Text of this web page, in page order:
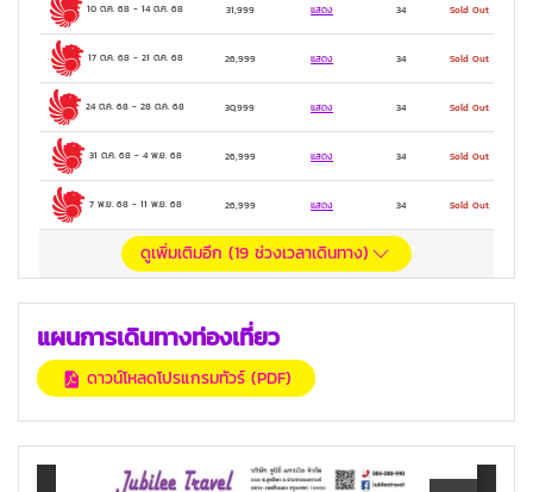
10 ต.ค. 68 -14 ต.ค. 68 31,999 แสดง 34 Sold Out
17 ต.ค. 68- 21 ต.ค. 68 26,999 แสดง 34 Sold Out
24 ต.ค. 68 -28 ต.ค. 68 30,999 แสดง 34 Sold Out
31 ต.ค. 68- 4 พ.ย. 68 26,999 แสดง 34 Sold Out
7 พ.ย. 68- 11 พ.ย. 68 26,999 แสดง 34 Sold Out
ดูเพิ่มเติมอีก (19ช่วงเวลาเดินทาง)
แผนการเดินทางท่องเที่ยว
ดาวน์โหลดโปรแกรมทัวร์ (PDF)